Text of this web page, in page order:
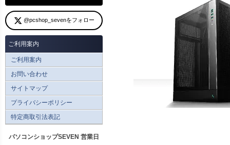
@pcshop_sevenをフォロー
ご利用案内
ご利用案内
お問い合わせ
サイトマップ
プライバシーポリシー
特定商取引法表記
パソコンショップSEVEN 営業日